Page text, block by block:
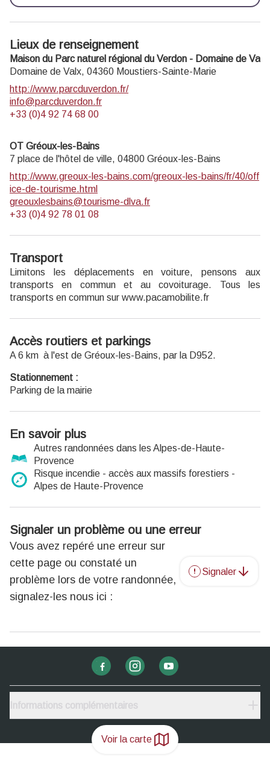
Voir la carte
Lieux de renseignement
Maison du Parc naturel régional du Verdon - Domaine de Valx
Domaine de Valx, 04360 Moustiers-Sainte-Marie
http://www.parcduverdon.fr/
info@parcduverdon.fr
+33 (0)4 92 74 68 00
OT Gréoux-les-Bains
7 place de l'hôtel de ville, 04800 Gréoux-les-Bains
http://www.greoux-les-bains.com/greoux-les-bains/fr/40/off
ice-de-tourisme.html
greouxlesbains@tourisme-dlva.fr
+33 (0)4 92 78 01 08
Transport
Limitons les déplacements en voiture, pensons aux
transports en commun et au covoiturage. Tous les
transports en commun sur www.pacamobilite.fr
Accès routiers et parkings
A 6 km à l'est de Gréoux-les-Bains, par la D952.
Stationnement :
Parking de la mairie
En savoir plus
Autres randonnées dans les Alpes-de-Haute-
Provence
Risque incendie - accès aux massifs forestiers -
Alpes de Haute-Provence
Signaler un problème ou une erreur
Vous avez repéré une erreur sur
cette page ou constaté un
problème lors de votre randonnée,
signalez-les nous ici :
Signaler
Informations complémentaires